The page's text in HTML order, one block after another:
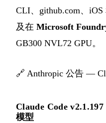
CLI、github.com、
及在 Microsoft
GB300 NVL72 GPU。
🔗 Anthropic 公告 —
Claude Code
模型